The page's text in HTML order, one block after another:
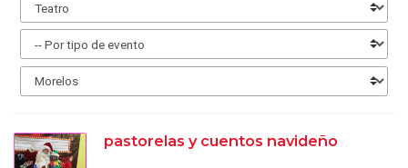
pastorelas y cuentos navideño